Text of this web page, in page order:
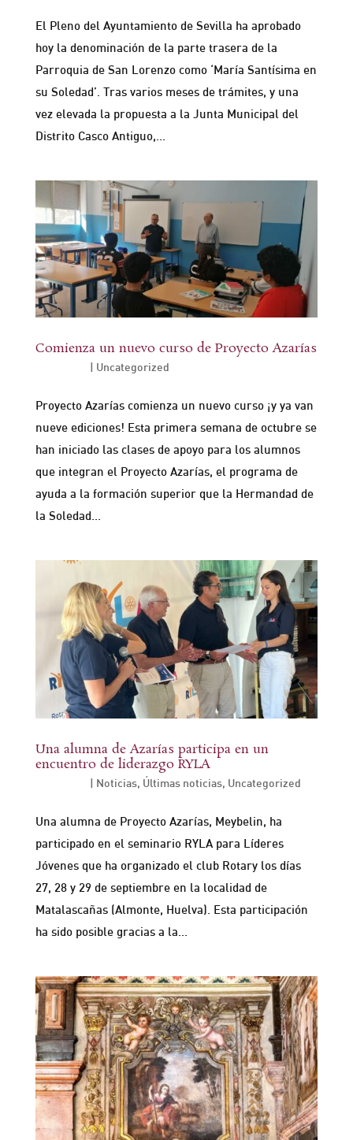
El Pleno del Ayuntamiento de Sevilla ha aprobado
hoy la denominación de la parte trasera de la
Parroquia de San Lorenzo como ‘María Santísima en
su Soledad’. Tras varios meses de trámites, y una
vez elevada la propuesta a la Junta Municipal del
Distrito Casco Antiguo,...
Comienza un nuevo curso de Proyecto Azarías
| Uncategorized
Proyecto Azarías comienza un nuevo curso ¡y ya van
nueve ediciones! Esta primera semana de octubre se
han iniciado las clases de apoyo para los alumnos
que integran el Proyecto Azarías, el programa de
ayuda a la formación superior que la Hermandad de
la Soledad...
Una alumna de Azarías participa en un
encuentro de liderazgo RYLA
| Noticias, Últimas noticias, Uncategorized
Una alumna de Proyecto Azarías, Meybelin, ha
participado en el seminario RYLA para Líderes
Jóvenes que ha organizado el club Rotary los días
27, 28 y 29 de septiembre en la localidad de
Matalascañas (Almonte, Huelva). Esta participación
ha sido posible gracias a la...